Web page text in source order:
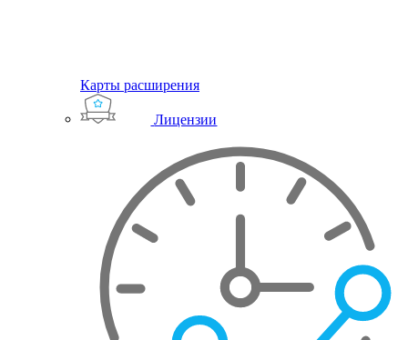
Карты расширения
Лицензии